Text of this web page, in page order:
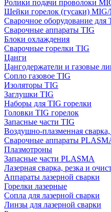
Ролики подачи проволоки
Шейки горелок (гусаки)
Сварочное оборудование для
Сварочные аппараты TIG
Блоки охлаждения
Сварочные горелки TIG
Цанги
Цангодержатели и газовые
Сопло газовое TIG
Изоляторы TIG
Заглушки TIG
Наборы для TIG горелки
Головки TIG горелок
Запасные части TIG
Воздушно-плазменная сварка,
Сварочные аппараты
Плазмотроны
Запасные части PLASMA
Лазерная сварка, резка и
Аппараты лазерной сварки
Горелки лазерные
Сопла для лазерной сварки
Линзы для лазерной сварки